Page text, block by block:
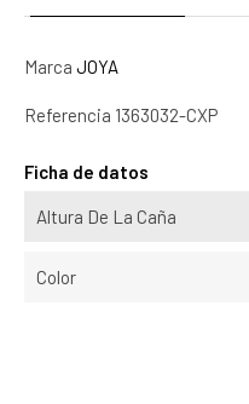
Marca JOYA
Referencia 1363032-CXP
Ficha de datos
Altura De La Caña
Color